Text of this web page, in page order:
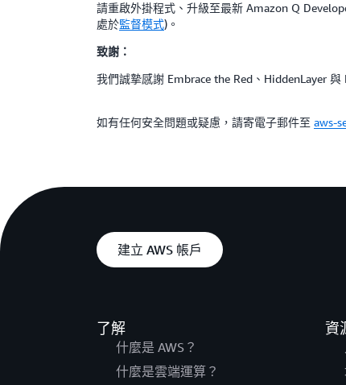
請重啟外掛程式、升級至最新 Amazon Q
處於監督模式)。
致謝：
我們誠摯感謝 Embrace the Red、HiddenLayer
如有任何安全問題或疑慮，請寄電子郵件至 aws-
建立 AWS 帳戶
了解
什麼是 AWS？
什麼是雲端運算？
資